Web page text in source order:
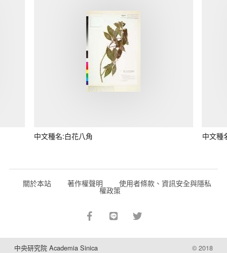
中文種名:白花八角 中文種
關於本站 著作權聲明 使用者條款、資訊安全與隱私
權政策
中央研究院 Academia Sinica © 2018